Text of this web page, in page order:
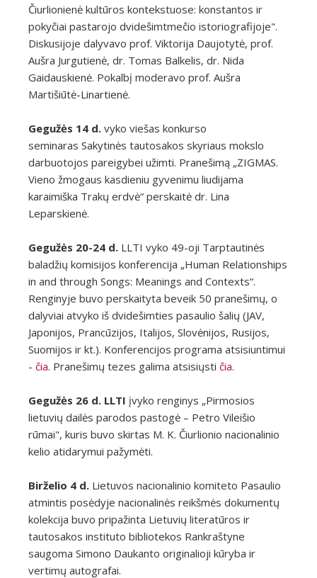
Čiurlionienė kultūros kontekstuose: konstantos ir
pokyčiai pastarojo dvidešimtmečio istoriografijoje".
Diskusijoje dalyvavo prof. Viktorija Daujotytė, prof.
Aušra Jurgutienė, dr. Tomas Balkelis, dr. Nida
Gaidauskienė. Pokalbį moderavo prof. Aušra
Martišiūtė-Linartienė.
Gegužės 14 d. vyko viešas konkurso
seminaras Sakytinės tautosakos skyriaus mokslo
darbuotojos pareigybei užimti. Pranešimą „ZIGMAS.
Vieno žmogaus kasdieniu gyvenimu liudijama
karaimiška Trakų erdvė“ perskaitė dr. Lina
Leparskienė.
Gegužės 20-24 d. LLTI vyko 49-oji Tarptautinės
baladžių komisijos konferencija „Human Relationships
in and through Songs: Meanings and Contexts“.
Renginyje buvo perskaityta beveik 50 pranešimų, o
dalyviai atvyko iš dvidešimties pasaulio šalių (JAV,
Japonijos, Prancūzijos, Italijos, Slovėnijos, Rusijos,
Suomijos ir kt.). Konferencijos programa atsisiuntimui
- čia. Pranešimų tezes galima atsisiųsti čia.
Gegužės 26 d. LLTI įvyko renginys „Pirmosios
lietuvių dailės parodos pastogė – Petro Vileišio
rūmai", kuris buvo skirtas M. K. Čiurlionio nacionalinio
kelio atidarymui pažymėti.
Birželio 4 d. Lietuvos nacionalinio komiteto Pasaulio
atmintis posėdyje nacionalinės reikšmės dokumentų
kolekcija buvo pripažinta Lietuvių literatūros ir
tautosakos instituto bibliotekos Rankraštyne
saugoma Simono Daukanto originalioji kūryba ir
vertimų autografai.